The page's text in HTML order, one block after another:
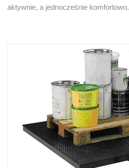
aktywnie, a jednocześnie komfortowo.